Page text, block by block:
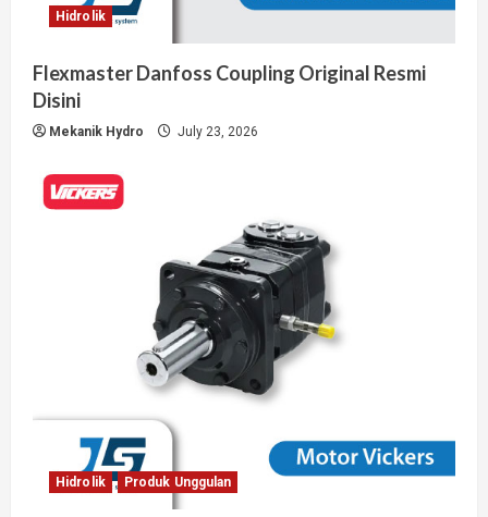
Hidrolik
Flexmaster Danfoss Coupling Original Resmi
Disini
Mekanik Hydro July 23, 2026
Hidrolik Produk Unggulan